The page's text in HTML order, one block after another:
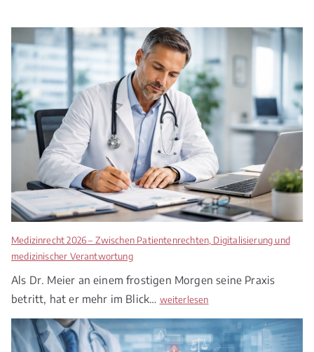
Medizinrecht 2026 – Zwischen Patientenrechten, Digitalisierung und
medizinischer Verantwortung
Als Dr. Meier an einem frostigen Morgen seine Praxis
betritt, hat er mehr im Blick…
M
d
i
weiterlesen